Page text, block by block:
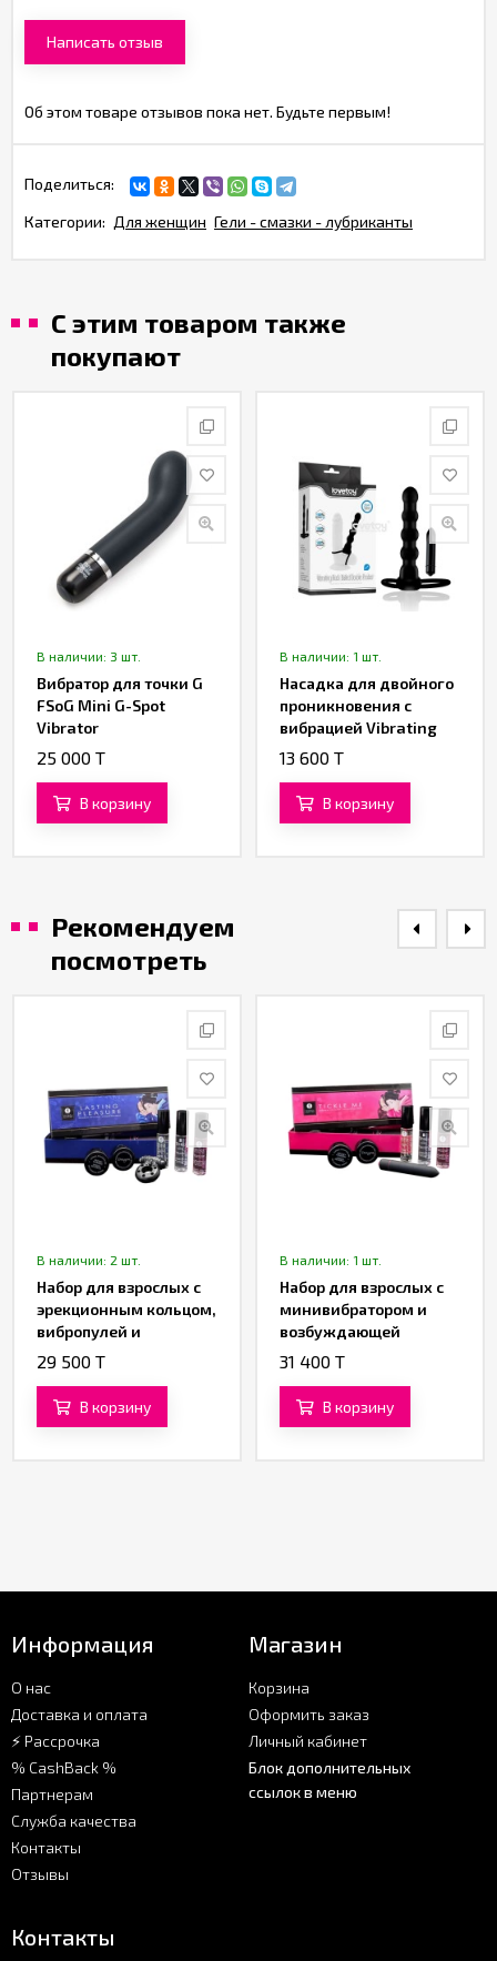
Написать отзыв
Об этом товаре отзывов пока нет. Будьте первым!
Поделиться:
Категории: Для женщин Гели - смазки - лубриканты
С этим товаром также
покупают
В наличии: 3 шт.
Вибратор для точки G
FSoG Mini G-Spot
Vibrator
25 000 T
В корзину
В наличии: 1 шт.
Насадка для двойного
проникновения с
вибрацией Vibrating
Fantasy
13 600 T
В корзину
Рекомендуем
посмотреть
В наличии: 2 шт.
Набор для взрослых с
эрекционным кольцом,
вибропулей и
возбуждающей
LASTING PLEASURE» от
«SHUNGA»
29 500 T
В корзину
В наличии: 1 шт.
Набор для взрослых с
минивибратором и
возбуждающей
косметикой «KIT TICKLE
31 400 T
В корзину
Информация
О нас
Доставка и оплата
⚡ Рассрочка
% CashBack %
Партнерам
Служба качества
Контакты
Отзывы
Магазин
Корзина
Оформить заказ
Личный кабинет
Блок дополнительных
ссылок в меню
Контакты